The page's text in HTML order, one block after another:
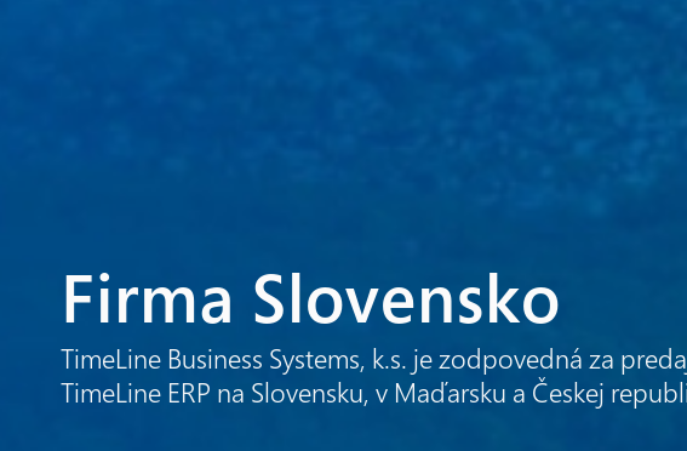
Firma Slovensko
TimeLine Business Systems, k.s. je zodpovedná za
TimeLine ERP na Slovensku, v Maďarsku a Českej